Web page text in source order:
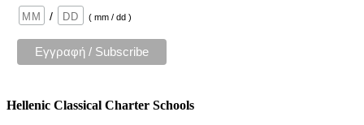
/
( mm / dd )
Hellenic Classical Charter Schools